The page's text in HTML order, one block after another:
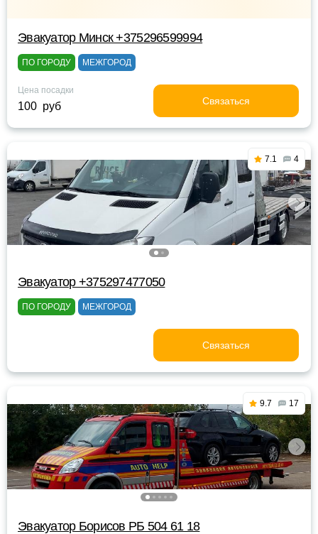
Эвакуатор Минск +375296599994
ПО ГОРОДУ МЕЖГОРОД
Цена посадки
100 руб Связаться
7.1 4
Эвакуатор +375297477050
ПО ГОРОДУ МЕЖГОРОД
Связаться
9.7 17
Эвакуатор Борисов РБ 504 61 18